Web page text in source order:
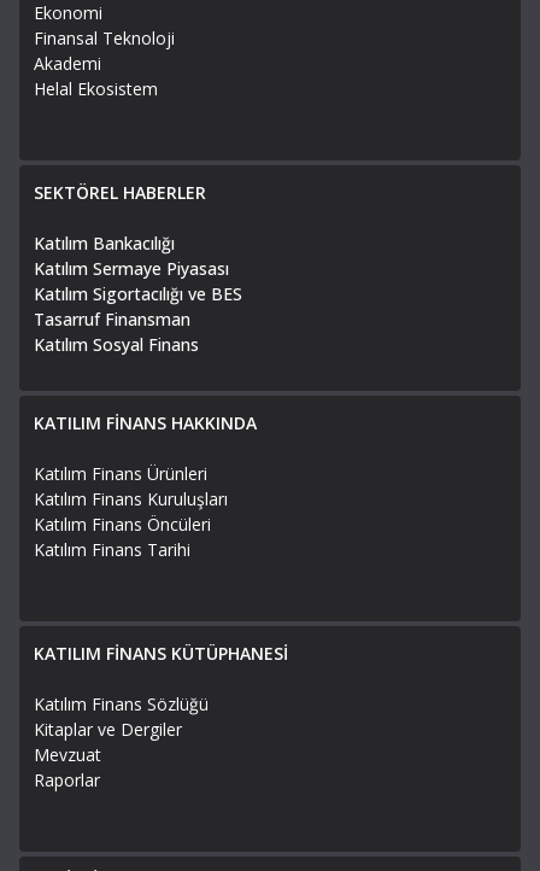
Ekonomi
Finansal Teknoloji
Akademi
Helal Ekosistem
SEKTÖREL HABERLER
Katılım Bankacılığı
Katılım Sermaye Piyasası
Katılım Sigortacılığı ve BES
Tasarruf Finansman
Katılım Sosyal Finans
KATILIM FİNANS HAKKINDA
Katılım Finans Ürünleri
Katılım Finans Kuruluşları
Katılım Finans Öncüleri
Katılım Finans Tarihi
KATILIM FİNANS KÜTÜPHANESİ
Katılım Finans Sözlüğü
Kitaplar ve Dergiler
Mevzuat
Raporlar